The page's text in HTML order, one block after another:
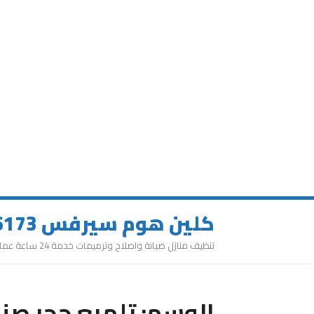
كلين هوم سيرفس 0543626173
تنظيف منازل صيانة واصلاح وترميمات خدمة 24 ساعة عمالة مميزة